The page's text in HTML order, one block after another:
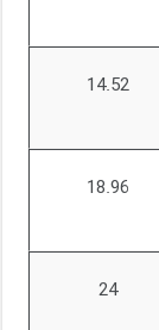
14.52
18.96
24